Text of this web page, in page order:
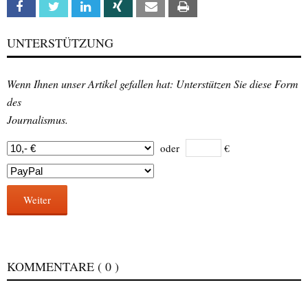
Facebook Twitter Linkedin Xing Email
UNTERSTÜTZUNG
Wenn Ihnen unser Artikel gefallen hat: Unterstützen Sie diese Form
des
Journalismus.
oder €
Weiter
KOMMENTARE ( 0 )